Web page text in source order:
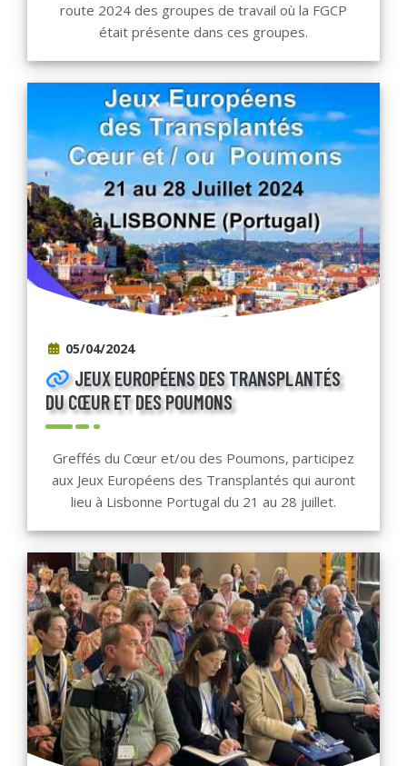
route 2024 des groupes de travail où la FGCP
était présente dans ces groupes.
05/04/2024
JEUX EUROPÉENS DES TRANSPLANTÉS
DU CŒUR ET DES POUMONS
Greffés du Cœur et/ou des Poumons, participez
aux Jeux Européens des Transplantés qui auront
lieu à Lisbonne Portugal du 21 au 28 juillet.